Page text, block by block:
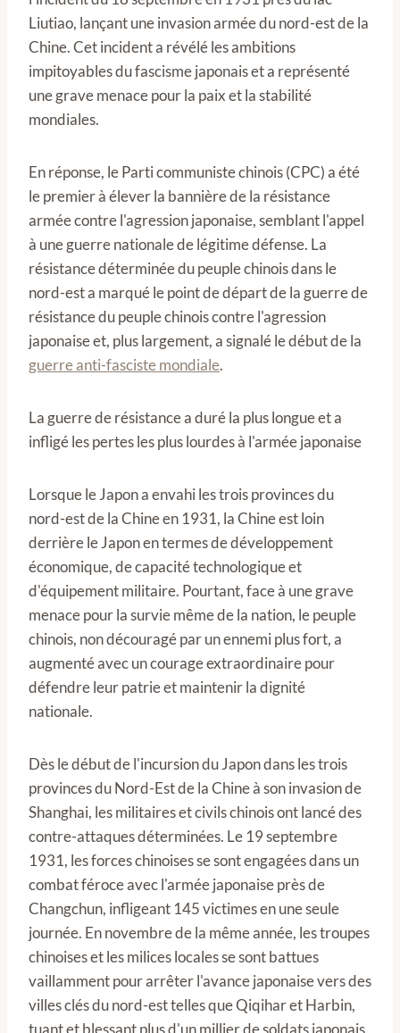
Liutiao, lançant une invasion armée du nord-est de la
Chine. Cet incident a révélé les ambitions
impitoyables du fascisme japonais et a représenté
une grave menace pour la paix et la stabilité
mondiales.
En réponse, le Parti communiste chinois (CPC) a été
le premier à élever la bannière de la résistance
armée contre l'agression japonaise, semblant l'appel
à une guerre nationale de légitime défense. La
résistance déterminée du peuple chinois dans le
nord-est a marqué le point de départ de la guerre de
résistance du peuple chinois contre l'agression
japonaise et, plus largement, a signalé le début de la
guerre anti-fasciste mondiale.
La guerre de résistance a duré la plus longue et a
infligé les pertes les plus lourdes à l'armée japonaise
Lorsque le Japon a envahi les trois provinces du
nord-est de la Chine en 1931, la Chine est loin
derrière le Japon en termes de développement
économique, de capacité technologique et
d'équipement militaire. Pourtant, face à une grave
menace pour la survie même de la nation, le peuple
chinois, non découragé par un ennemi plus fort, a
augmenté avec un courage extraordinaire pour
défendre leur patrie et maintenir la dignité
nationale.
Dès le début de l'incursion du Japon dans les trois
provinces du Nord-Est de la Chine à son invasion de
Shanghai, les militaires et civils chinois ont lancé des
contre-attaques déterminées. Le 19 septembre
1931, les forces chinoises se sont engagées dans un
combat féroce avec l'armée japonaise près de
Changchun, infligeant 145 victimes en une seule
journée. En novembre de la même année, les troupes
chinoises et les milices locales se sont battues
vaillamment pour arrêter l'avance japonaise vers des
villes clés du nord-est telles que Qiqihar et Harbin,
tuant et blessant plus d'un millier de soldats japonais.